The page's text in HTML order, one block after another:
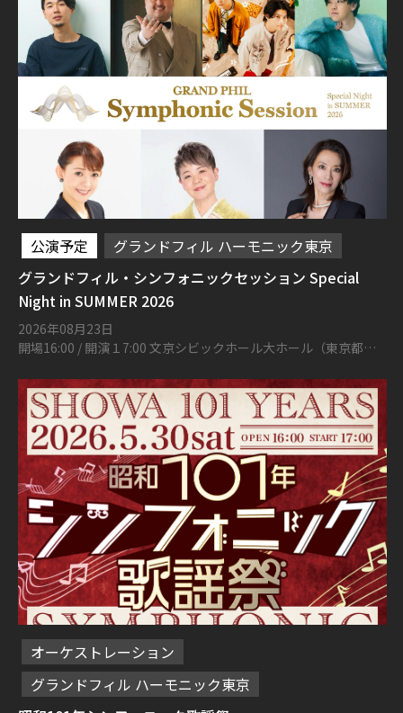
公演予定
グランドフィル ハーモニック東京
グランドフィル・シンフォニックセッション Special
Night in SUMMER 2026
2026年08月23日
開場16:00 / 開演１7:00 文京シビックホール大ホール（東京都文
オーケストレーション
グランドフィル ハーモニック東京